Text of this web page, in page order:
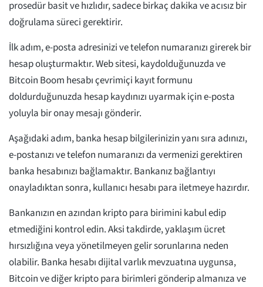
prosedür basit ve hızlıdır, sadece birkaç dakika ve acısız bir
doğrulama süreci gerektirir.
İlk adım, e-posta adresinizi ve telefon numaranızı girerek bir
hesap oluşturmaktır. Web sitesi, kaydolduğunuzda ve
Bitcoin Boom hesabı çevrimiçi kayıt formunu
doldurduğunuzda hesap kaydınızı uyarmak için e-posta
yoluyla bir onay mesajı gönderir.
Aşağıdaki adım, banka hesap bilgilerinizin yanı sıra adınızı,
e-postanızı ve telefon numaranızı da vermenizi gerektiren
banka hesabınızı bağlamaktır. Bankanız bağlantıyı
onayladıktan sonra, kullanıcı hesabı para iletmeye hazırdır.
Bankanızın en azından kripto para birimini kabul edip
etmediğini kontrol edin. Aksi takdirde, yaklaşım ücret
hırsızlığına veya yönetilmeyen gelir sorunlarına neden
olabilir. Banka hesabı dijital varlık mevzuatına uygunsa,
Bitcoin ve diğer kripto para birimleri gönderip almanıza ve